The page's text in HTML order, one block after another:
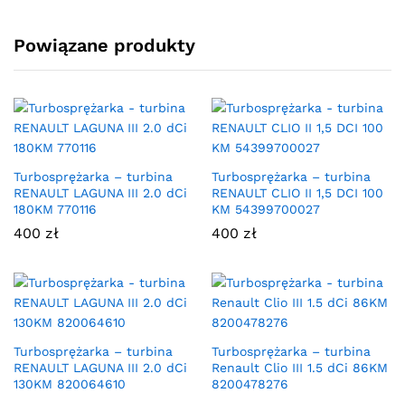
Powiązane produkty
Turbosprężarka – turbina
RENAULT LAGUNA III 2.0 dCi
180KM 770116
400 zł
Turbosprężarka – turbina
RENAULT CLIO II 1,5 DCI 100
KM 54399700027
400 zł
Turbosprężarka – turbina
RENAULT LAGUNA III 2.0 dCi
130KM 820064610
Turbosprężarka – turbina
Renault Clio III 1.5 dCi 86KM
8200478276